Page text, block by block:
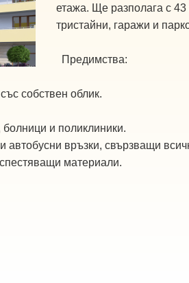
етажа. Ще разполага с
тристайни, гаражи и
Предимства:
собствен облик.
и поликлиники.
връзки, свързващи
материали.